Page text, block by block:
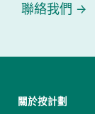
聯絡我們
關於按計劃